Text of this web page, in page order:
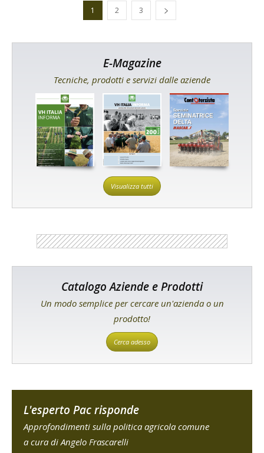
1 2 3
E-Magazine
Tecniche, prodotti e servizi dalle aziende
Visualizza tutti
Catalogo Aziende e Prodotti
Un modo semplice per cercare un'azienda o un
prodotto!
Cerca adesso
L'esperto Pac risponde
Approfondimenti sulla politica agricola comune
a cura di Angelo Frascarelli